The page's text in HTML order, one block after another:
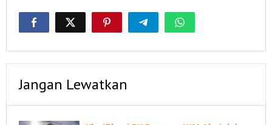
Jangan Lewatkan